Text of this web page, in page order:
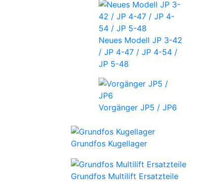
Neues Modell JP 3-42
/ JP 4-47 / JP 4-54 /
JP 5-48
Vorgänger JP5 / JP6
Grundfos Kugellager
Grundfos Multilift Ersatzteile